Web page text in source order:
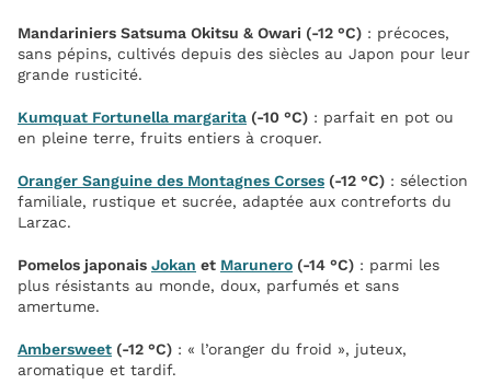
Mandariniers Satsuma Okitsu & Owari (-12 °C) : précoces,
sans pépins, cultivés depuis des siècles au Japon pour leur
grande rusticité.
Kumquat Fortunella margarita (-10 °C) : parfait en pot ou
en pleine terre, fruits entiers à croquer.
Oranger Sanguine des Montagnes Corses (-12 °C) : sélection
familiale, rustique et sucrée, adaptée aux contreforts du
Larzac.
Pomelos japonais Jokan et Marunero (-14 °C) : parmi les
plus résistants au monde, doux, parfumés et sans
amertume.
Ambersweet (-12 °C) : « l’oranger du froid », juteux,
aromatique et tardif.